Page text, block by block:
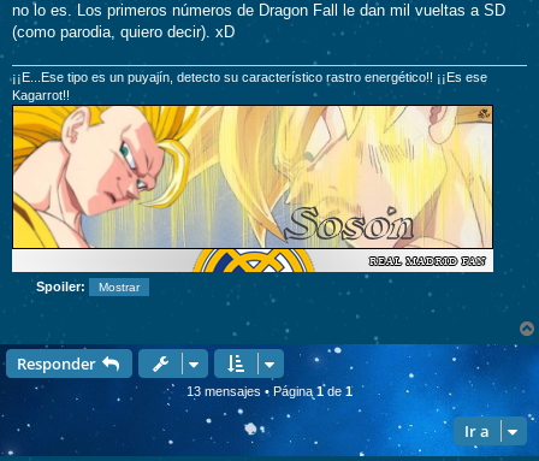
no lo es. Los primeros números de Dragon Fall le dan mil vueltas a SD
(como parodia, quiero decir). xD
¡¡E...Ese tipo es un puyajín, detecto su característico rastro energético!! ¡¡Es ese
Kagarrot!!
Spoiler:
Responder
13 mensajes • Página1de 1
Ir a